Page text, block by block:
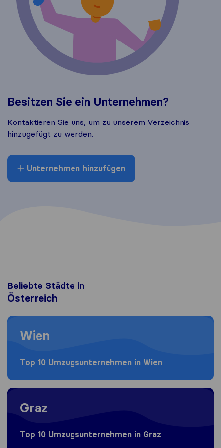
Besitzen Sie ein Unternehmen?
Kontaktieren Sie uns, um zu unserem Verzeichnis
hinzugefügt zu werden.
Unternehmen hinzufügen
Beliebte Städte in
Österreich
Moving to Wien
Wien
Top 10 Umzugs​unternehmen in Wien
Moving to Graz
Graz
Top 10 Umzugs​unternehmen in Graz